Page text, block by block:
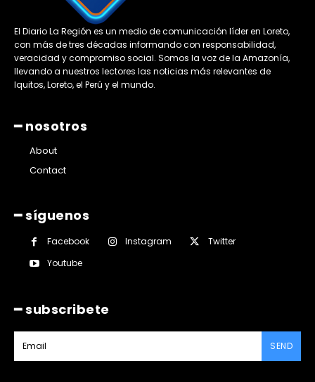
El Diario La Región es un medio de comunicación líder en Loreto,
con más de tres décadas informando con responsabilidad,
veracidad y compromiso social. Somos la voz de la Amazonía,
llevando a nuestros lectores las noticias más relevantes de
Iquitos, Loreto, el Perú y el mundo.
━ nosotros
About
Contact
━ síguenos
Facebook Instagram
Twitter
Youtube
━ subscribete
SEND